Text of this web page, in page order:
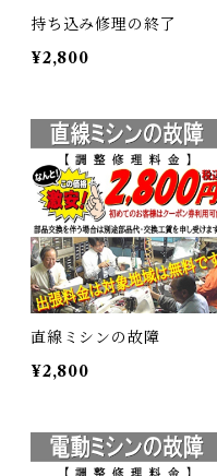
持ち込み修理の終了
¥2,800
直線ミシンの故障
¥2,800